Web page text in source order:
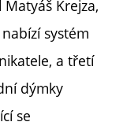
Krejza,
systém
a třetí
dýmky
se